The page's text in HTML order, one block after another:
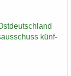
künf­